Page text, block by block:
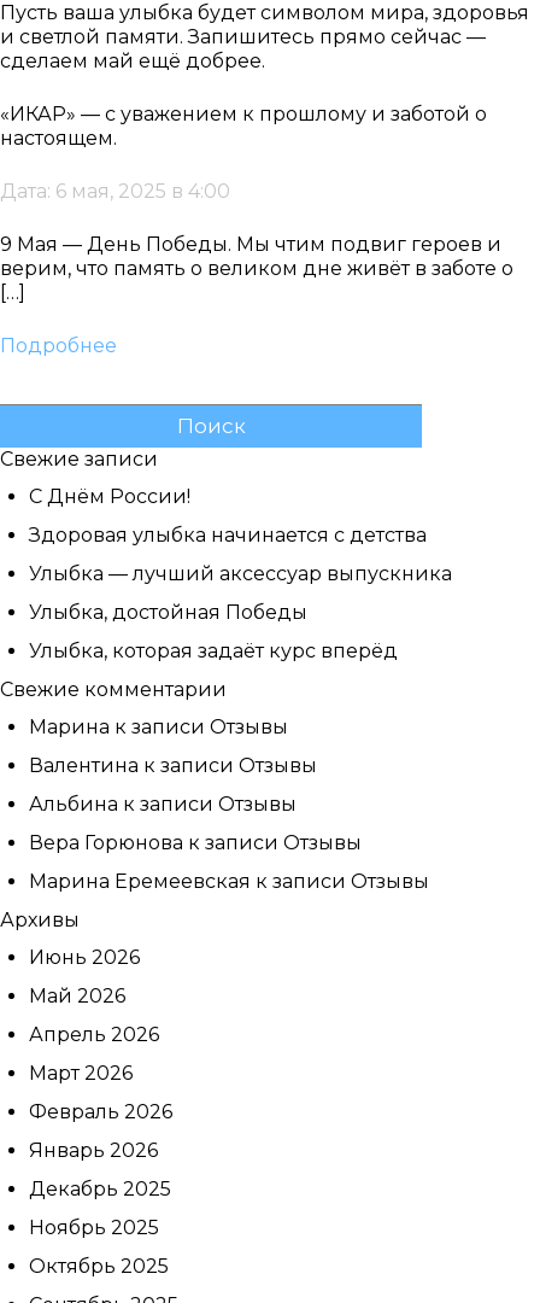
Записаться
на приём
Выберите
клинику:
Пусть ваша улыбка будет символом мира, здоровья
и светлой памяти. Запишитесь прямо сейчас —
сделаем май ещё добрее.
«ИКАР» — с уважением к прошлому и заботой о
настоящем.
Дата: 6 мая, 2025 в 4:00
9 Мая — День Победы. Мы чтим подвиг героев и
верим, что память о великом дне живёт в заботе о
[…]
Подробнее
Свежие записи
С Днём России!
Здоровая улыбка начинается с детства
Улыбка — лучший аксессуар выпускника
Улыбка, достойная Победы
Улыбка, которая задаёт курс вперёд
Свежие комментарии
Марина к записи Отзывы
Валентина к записи Отзывы
Альбина к записи Отзывы
Вера Горюнова к записи Отзывы
Марина Еремеевская к записи Отзывы
Архивы
Июнь 2026
Май 2026
Апрель 2026
Март 2026
Февраль 2026
Январь 2026
Декабрь 2025
Ноябрь 2025
Октябрь 2025